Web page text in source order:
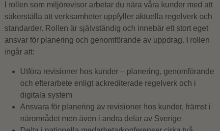
I rollen som miljörevisor arbetar du nära våra kunder med att
säkerställa att verksamheter uppfyller aktuella regelverk och
standarder. Rollen är självständig och innebär ett stort eget
ansvar för planering och genomförande av uppdrag. I rollen
ingår att:
Utföra revisioner hos kunder – planering, genomförande
och efterarbete enligt ackrediterade regelverk och i
digitala system
Ansvara för planering av revisioner hos kunder, främst i
närområdet men även i andra delar av Sverige